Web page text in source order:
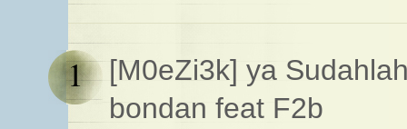
[M0eZi3k] ya
bondan feat F2b
1